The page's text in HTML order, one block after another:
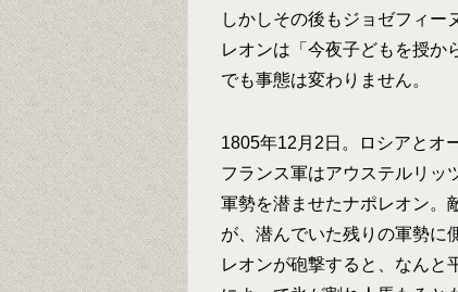
しかしその後もジョゼフィー
レオンは「今夜子どもを授か
でも事態は変わりません。
1805年12月2日。ロシアとオ
フランス軍はアウステルリッ
軍勢を潜ませたナポレオン。
が、潜んでいた残りの軍勢に
レオンが砲撃すると、なんと